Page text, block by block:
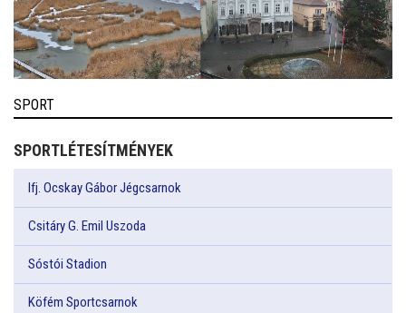
SPORT
SPORTLÉTESÍTMÉNYEK
Ifj. Ocskay Gábor Jégcsarnok
Csitáry G. Emil Uszoda
Sóstói Stadion
Köfém Sportcsarnok